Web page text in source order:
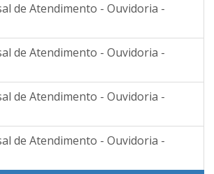
de Atendimento - Ouvidoria -
de Atendimento - Ouvidoria -
de Atendimento - Ouvidoria -
de Atendimento - Ouvidoria -